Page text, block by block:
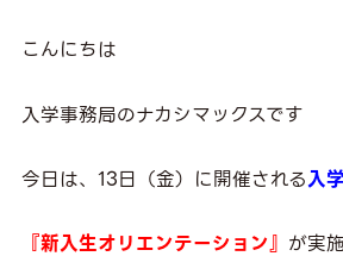
こんにちは
入学事務局のナカシマックスです
今日は、13日（金）に開催される入
『新入生オリエンテーション』 が実